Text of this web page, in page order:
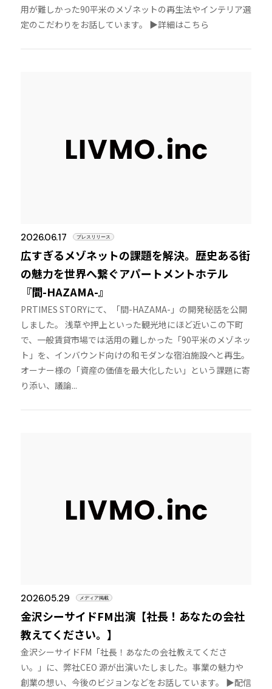
用が難しかった90平米のメゾネットの再生法やインテリア選
定のこだわりをお話しています。 ▶︎詳細はこちら
2026.06.17 プレスリリース
広すぎるメゾネットの課題を解決。歴史ある街
の魅力を世界へ繋ぐアパートメントホテル
『間-HAZAMA-』
PRTIMES STORYにて、「間-HAZAMA-」の開発秘話を公開
しました。 浅草や押上といった観光地にほど近いこの下町
で、一般賃貸市場では活用の難しかった「90平米のメゾネッ
ト」を、インバウンド向けの和モダンな宿泊施設へと再生。
オーナー様の「資産の価値を最大化したい」という課題に寄
り添い、議論...
2026.05.29 メディア掲載
金沢シーサイドFM出演【社長！あなたの会社
教えてください。】
金沢シーサイドFM「社長！あなたの会社教えてくださ
い。」に、弊社CEO 源が出演いたしました。事業の魅力や
創業の想い、今後のビジョンなどをお話しています。 ▶︎配信